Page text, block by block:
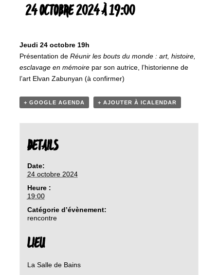
24 OCTOBRE 2024 À 19:00
Jeudi 24 octobre 19h
Présentation de Réunir les bouts du monde : art, histoire,
esclavage en mémoire par son autrice, l’historienne de
l’art Elvan Zabunyan (à confirmer)
+ GOOGLE AGENDA + AJOUTER À ICALENDAR
DETAILS
Date:
24 octobre 2024
Heure :
19:00
Catégorie d’évènement:
rencontre
LIEU
La Salle de Bains